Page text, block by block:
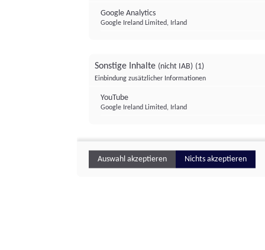
Google Analytics
Google Ireland Limited, Irland
Sonstige Inhalte (nicht IAB) (1)
Einbindung zusätzlicher Informationen
YouTube
Google Ireland Limited, Irland
Auswahl akzeptieren Nichts akzeptieren